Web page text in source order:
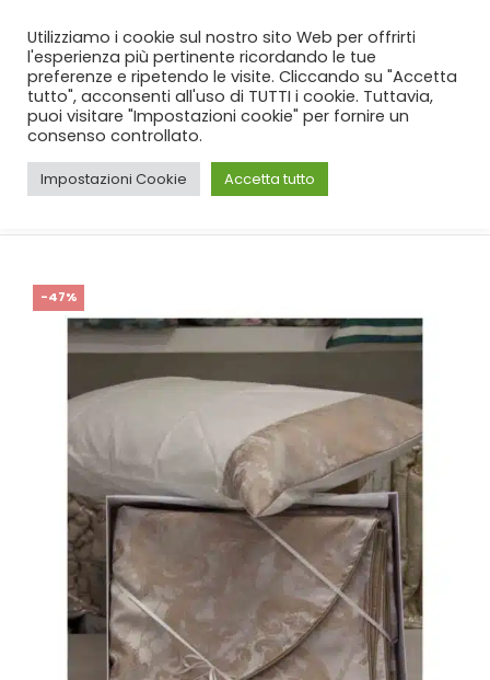
SPEDIZIONE GRATUITA per ordini da 99€!
CASA SHOP CAMERA COPRILETTI, LENZUOLA
-47%
Utilizziamo i cookie sul nostro sito Web per offrirti
l'esperienza più pertinente ricordando le tue
preferenze e ripetendo le visite. Cliccando su "Accetta
tutto", acconsenti all'uso di TUTTI i cookie. Tuttavia,
puoi visitare "Impostazioni cookie" per fornire un
consenso controllato.
Impostazioni Cookie Accetta tutto